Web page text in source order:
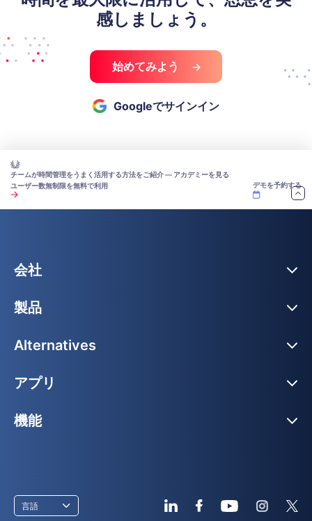
感しましょう。
始めてみよう
Googleでサインイン
チームが時間管理をうまく活用する方法をご紹介 — アカデミーを見る
ユーザー数無制限を無料で利用
デモを予約する
会社
製品
Alternatives
アプリ
機能
言語